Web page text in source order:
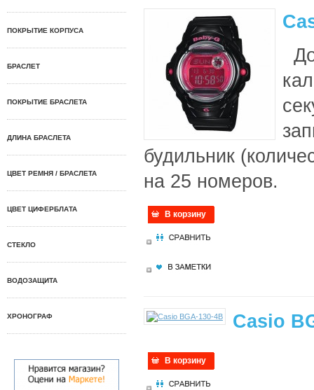
ПОКРЫТИЕ КОРПУСА
БРАСЛЕТ
ПОКРЫТИЕ БРАСЛЕТА
ДЛИНА БРАСЛЕТА
ЦВЕТ РЕМНЯ / БРАСЛЕТА
ЦВЕТ ЦИФЕРБЛАТА
СТЕКЛО
ВОДОЗАЩИТА
ХРОНОГРАФ
будильник
на 25 номеров.
В корзину
Casio
В корзину